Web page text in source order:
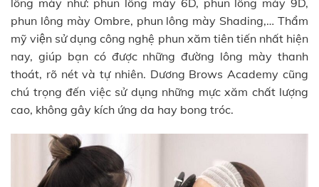
lông mày như: phun lông mày 6D, phun lông mày 9D,
phun lông mày Ombre, phun lông mày Shading,… Thẩm
mỹ viện sử dụng công nghệ phun xăm tiên tiến nhất hiện
nay, giúp bạn có được những đường lông mày thanh
thoát, rõ nét và tự nhiên. Dương Brows Academy cũng
chú trọng đến việc sử dụng những mực xăm chất lượng
cao, không gây kích ứng da hay bong tróc.